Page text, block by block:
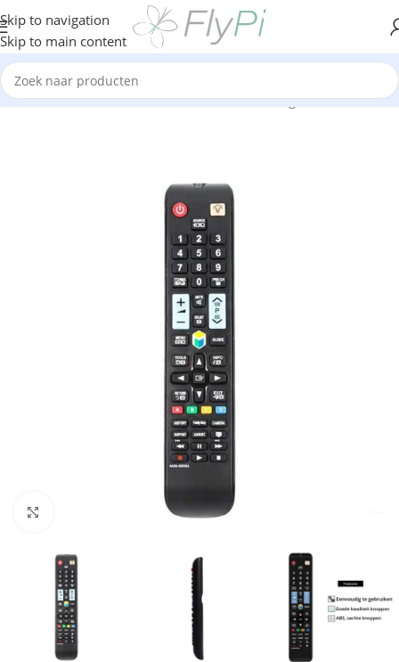
Skip to navigation
Skip to main content
Home/TV & Media/TV Boxen/Afstandsbedieningen
Klik om te vergroten